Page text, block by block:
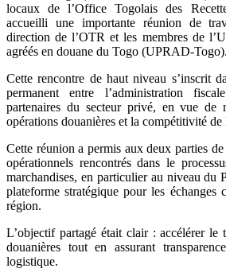
locaux de l’Office Togolais des
accueilli une importante réunion de
direction de l’OTR et les membres de
agréés en douane du Togo (UPRAD-Togo).
Cette rencontre de haut niveau s’inscrit
permanent entre l’administration
partenaires du secteur privé, en vue de
opérations douanières et la compétitivité de
Cette réunion a permis aux deux parties
opérationnels rencontrés dans le
marchandises, en particulier au niveau du
plateforme stratégique pour les échanges
région.
L’objectif partagé était clair : accélérer le
douanières tout en assurant
logistique.